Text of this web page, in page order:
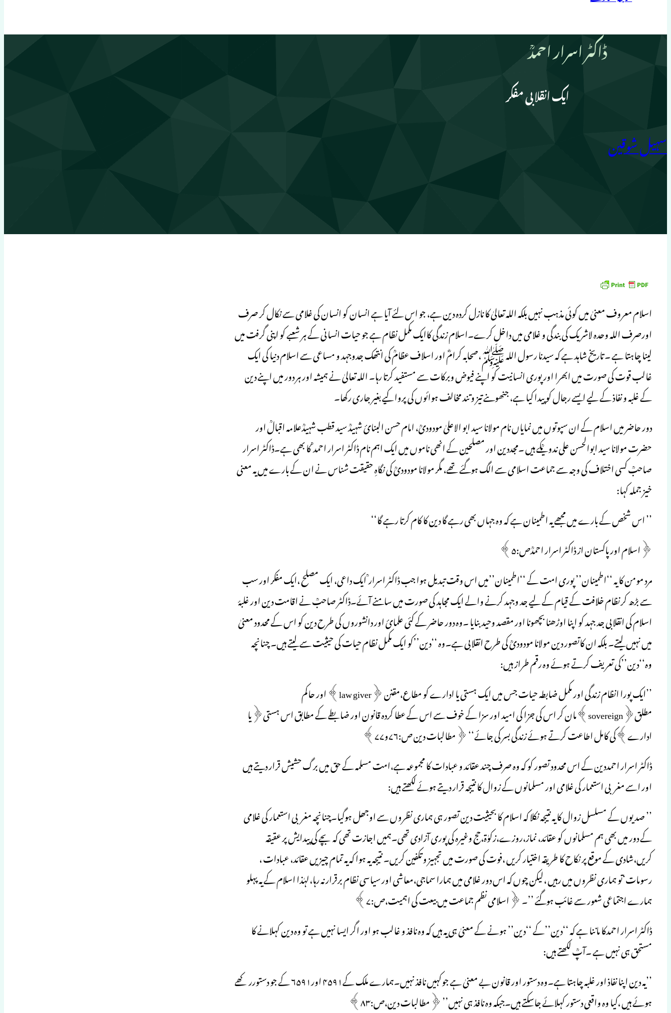
ڈاکٹر اسرار احمدؒ
ایک انقلابی مفکر
سہیل شوقین
اسلام معروف معنیٰ میں کوئی مذہب نہیں بلکہ اللہ تعالیٰ کا نازل کردہ دین ہے، جو اس لئے آیا ہے انسان کو انسان کی غلامی سے نکال کر صرف
اورصرف اللہ وحدہ لاشریک کی بندگی و غلامی میں داخل کرے۔اسلام زندگی کاایک مکمل نظام ہے جو حیات انسانی کے ہر شعبے کو اپنی گرفت میں
لینا چاہتا ہے ۔ تاریخ شاہد ہے کہ سیدنا رسول اللہ ﷺ،صحابہ کرامؓ اور اسلاف عظامؒ کی انتھک جدوجہد و مساعی سے اسلام دنیا کی ایک
غالب قوت کی صورت میں ابھرا اور پوری انسانیت کو اپنے فیوض وبرکات سے مستفید کرتا رہا۔ اللہ تعالیٰ نے ہمیشہ اور ہر دور میں اپنے دین
کے غلبہ و نفاذ کے لیے ایسے رجال کو پیدا کیا ہے، جنھوںنے تیز و تند مخالف ہوائوں کی پروا کیے بغیر جاری رکھا۔
دور حاضر میں اسلام کے ان سپوتوں میں نمایاں نام مولانا سید ابو الاعلیٰ مودودیؒ، امام حسن البنائ شہیدؒ سید قطب شہیدؒعلامہ اقبالؒ اور
حضرت مولانا سید ابوالحسن علی ندویؒکے ہیں ۔مجددین اور مصلحین کے انھی ناموں میں ایک اہم نام ڈاکٹر اسرار احمد ؒ کا بھی ہے۔ڈاکٹر اسرار
صاحبؒ کسی اختلاف کی وجہ سے جماعت اسلامی سے الگ ہوگئے تھے، مگر مولانا مودودیؒ کی نگاہِ حقیقت شناس نے ان کے بارے میں یہ معنی
خیز جملہ کہا:
’’ اس شخص کے بارے میں مجھے یہ اطمینان ہے کہ وہ جہاں بھی رہے گا دین کا کام کرتا رہے گا‘‘
﴿اسلام اور پاکستان از ڈاکٹر اسرار احمدؒص:۵﴾
مرد مومن کا یہ ‘‘اطمینان’’ پوری امت کے ‘‘اطمینان’’میں اس وقت تبدیل ہوا جب ڈاکٹر اسرار ؒ ایک داعی، ایک مصلح ،ایک مفکر اور سب
سے بڑھ کرنظام خلافت کے قیام کے لیے جد وجہد کرنے والے ایک مجاہد کی صورت میں سامنے آئے۔ڈاکٹر صاحبؒ نے اقامت دین اور غلبۂ
اسلام کی انقلابی جد جہد کو اپنا اوڑھنا بچھونا اور مقصد وحید بنایا ۔وہ دور حاضر کے کئی علمائ اور دانشوروں کی طرح دین کو اس کے محدود معنیٰ
میں نہیں لیتے۔ بلکہ ان کاتصور دین مولانا مودودیؒ کی طرح انقلابی ہے۔وہ ‘‘دین’’کو ایک مکمل نظام حیات کی حیثیت سے لیتے ہیں۔ چنانچہ
وہ‘‘دین’’کی تعریف کرتے ہوئے وہ رقم طراز ہیں:
’’ایک پورا انظام زندگی اور مکمل ضابطہ حیات جس میں ایک ہستی یا ادارے کو مطاع،مقنن ﴿law giver﴾ اور حاکم
مطلق﴿sovereign﴾مان کر اس کی جزا کی امید اور سزا کے خوف سے اس کے عطا کردہ قانون اور ضابطے کے مطابق اس ہستی﴿یا
ادارے﴾کی کامل اطاعت کرتے ہوئے زندگی بسر کی جائے‘‘ ﴿مطالبات دین ص:۷۶و۷۷﴾
ڈاکٹر اسرار احمددین کے اس محدود تصور کو کہ وہ صرف چند عقائد و عبادات کا مجموعہ ہے،امت مسلمہ کے حق میں برگ حشیش قرار دیتے ہیں
اور اسے مغربی استعمار کی غلامی اور مسلمانوں کے زوال کا نتیجہ قرار دیتے ہوئے لکھتے ہیں:
’’ صدیوں کے مسلسل زوال کا یہ نتیجہ نکلا کہ اسلام کا بحیثیت دین تصور ہی ہماری نظروں سے اوجھل ہوگیا۔چنانچہ مغربی استعمار کی غلامی
کے دور میں بھی ہم مسلمانوں کو عقائد، نماز،روزے،زکوٰۃ،حج وغیرہ کی پوری آزادی تھی۔ہمیں اجازت تھی کہ بچے کی پیدایش پر عقیقہ
کریں،شادی کے موقع پر نکاح کا طریقہ اختیار کریں ،فوت کی صورت میں تجہیز و تکفین کریں۔ نتیجہ یہ ہوا کہ یہ تمام چیزیں عقائد، عبادات ،
رسومات‘تو ہماری نظروں میں رہیں ،لیکن چوں کہ اس دور غلامی میں ہمارا سماجی،معاشی اور سیاسی نظام برقرار نہ رہا،لہٰذا اسلام کے یہ پہلو
ہمارے اجتماعی شعور سے غائب ہوگئے ’’۔ ﴿اسلامی نظم جماعت میں بیعت کی اہمیت،ص:۷﴾
ڈاکٹر اسرار احمدکا ماننا ہے کہ ‘‘دین’’کے ‘‘دین’’ ہونے کے معنیٰ ہی یہ ہیں کہ وہ نافذ و غالب ہو اور اگر ایسا نہیں ہے تو وہ دین کہلانے کا
مستحق ہی نہیں ہے ۔آپؒ لکھتے ہیں:
’’یہ دین اپنا نفاذ اور غلبہ چاہتا ہے۔وہ دستور اور قانون بے معنیٰ ہے جوکہیں نافذ نہیں۔ہمارے ملک کے۴۵۹۱ اور۶۵۹۱ کے جو دستورر کھے
ہوئے ہیں ،کیا وہ واقعی دستور کہلائے جاسکتے ہیں۔جبکہ وہ نافذ ہی نہیں’’ ﴿مطالبات دین،ص:۸۳﴾